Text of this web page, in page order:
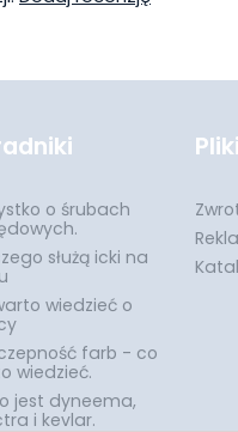
o śrubach
służą icki na
wiedzieć o
farb - co
wiedzieć.
jest dyneema,
i kevlar.